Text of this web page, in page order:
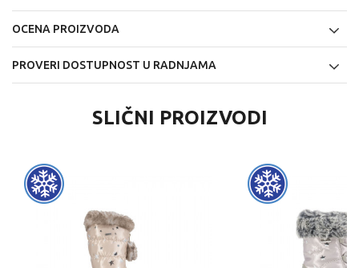
OCENA PROIZVODA
PROVERI DOSTUPNOST U RADNJAMA
SLIČNI PROIZVODI